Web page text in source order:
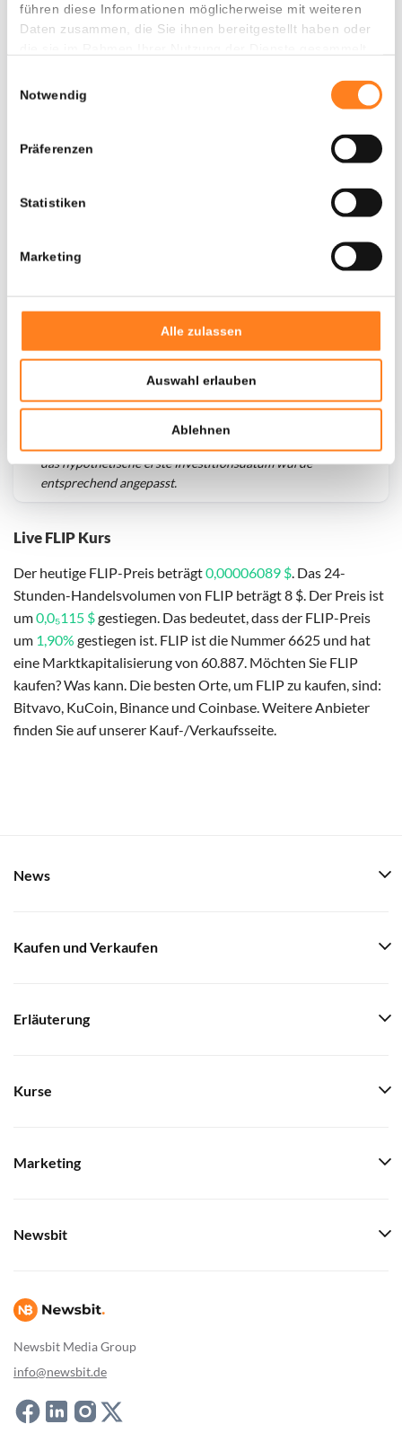
führen diese Informationen möglicherweise mit weiteren
Daten zusammen, die Sie ihnen bereitgestellt haben oder
Notwendig
Präferenzen
Statistiken
Marketing
Alle zulassen
Auswahl erlauben
Ablehnen
Live FLIP Kurs
Der heutige FLIP-Preis beträgt0,00006089 $ . Das 24-
Stunden-Handelsvolumen von FLIP beträgt 8 $. Der Preis ist
um0,0₅115 $gestiegen. Das bedeutet, dass der FLIP-Preis
um 1,90% gestiegen ist. FLIP ist die Nummer 6625 und hat
eine Marktkapitalisierung von 60.887. Möchten Sie FLIP
kaufen? Was kann. Die besten Orte, um FLIP zu kaufen, sind:
Bitvavo, KuCoin, Binance und Coinbase. Weitere Anbieter
finden Sie auf unserer Kauf-/Verkaufsseite.
Hätte investiert In
Jede
$
$338,56
das hypothetische erste Investitionsdatum wurde
entsprechend angepasst.
Newsbit Media Group
info@newsbit.de
News
Kaufen und Verkaufen
Erläuterung
Kurse
Marketing
Newsbit